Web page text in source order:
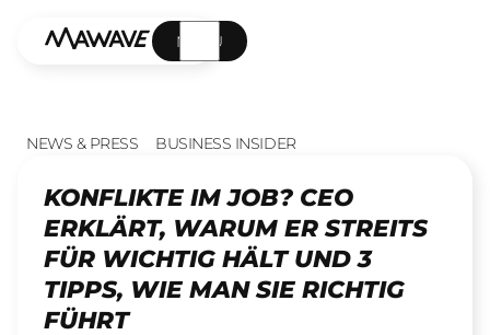
MENÜ
NEWS & PRESS BUSINESS INSIDER
KONFLIKTE IM JOB? CEO
ERKLÄRT, WARUM ER STREITS
FÜR WICHTIG HÄLT UND 3
TIPPS, WIE MAN SIE RICHTIG
FÜHRT